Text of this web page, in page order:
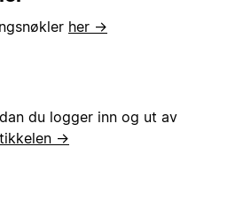
her →
du logger inn og ut av
→